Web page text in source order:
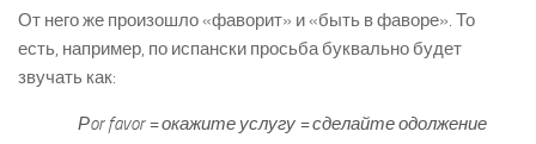
От него же произошло «фаворит» и «быть в фаворе». То
есть, например, по испански просьба буквально будет
звучать как:
Рor favor = окажите услугу = сделайте одолжение